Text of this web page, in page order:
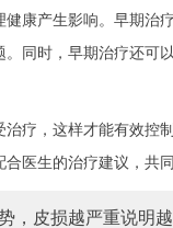
产生影响。早期治
同时，早期治疗还可
，这样才能有效控制
医生的治疗建议，共同
，皮损越严重说明